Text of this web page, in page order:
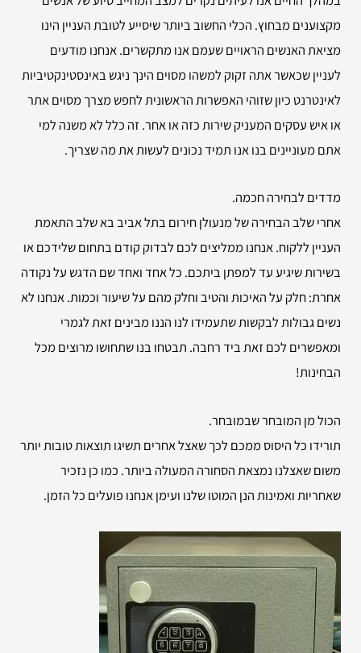
מקצוענים מבחוץ. הכלי החשוב ביותר שיסייע לטובת העניין הינו
מציאת האנשים הראויים שעמם אנו מתקשרים. אנחנו מודעים
לעניין שכאשר אתה זקוק למשהו מסוים הינך ניגש באינסטינקטיביות
לאינטרנט כיון שזוהי האפשרות הראשונית לחפש מצרך מסוים אתר
או איש עסקים המעניק שירות כזה או אחר. זה כלל לא משנה למי
אתם מעוניינים בנו אנו תמיד נכונים לעשות את מה שצריך.
מדדים לבחירה חכמה.
אחרי שלב הבחירה של מנעולן חירום בתל אביב בא שלב התאמת
העניין ללקוח. אנחנו ממליצים לכם לבדוק קודם בתחום שלידכם או
בשירות שיגיע עד למפתן ביתכם. כל אחד ואחד שם הדגש על נקודה
אחרת: חלק על האיכות והטיב וחלק מהם על שיעור וכמות. אנחנו לא
נשים גבולות לבקשות שתעמידו לנו הננו מבינים זאת לגמרי
ומאפשרים לכם זאת ביד רחבה. תבטחו בנו שתחושו מרוצים מכל
הבחינות!
הכול מן המובחר שבמובחר.
תורידו כל היסוס ממכם לכך שאצל אחרים תשיגו תוצאות טובות יותר
משום שאצלנו נמצאת הסחורה המעולה ביותר. כמו כן נזכיר
שאחריות ואמינות הנן המוטו שלנו ועימן אנחנו פועלים כל הזמן.